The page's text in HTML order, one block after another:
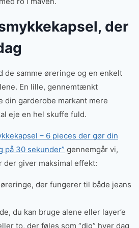
der
de samme øreringe og en enkelt
En lille, gennemtænkt
din garderobe markant mere
eje en hel skuffe fuld.
– 6 pieces der gør din
30 sekunder” gennemgår vi,
der giver maksimal effekt:
der fungerer til både jeans
du kan bruge alene eller layer’e
to, der føles som “dig” hver dag